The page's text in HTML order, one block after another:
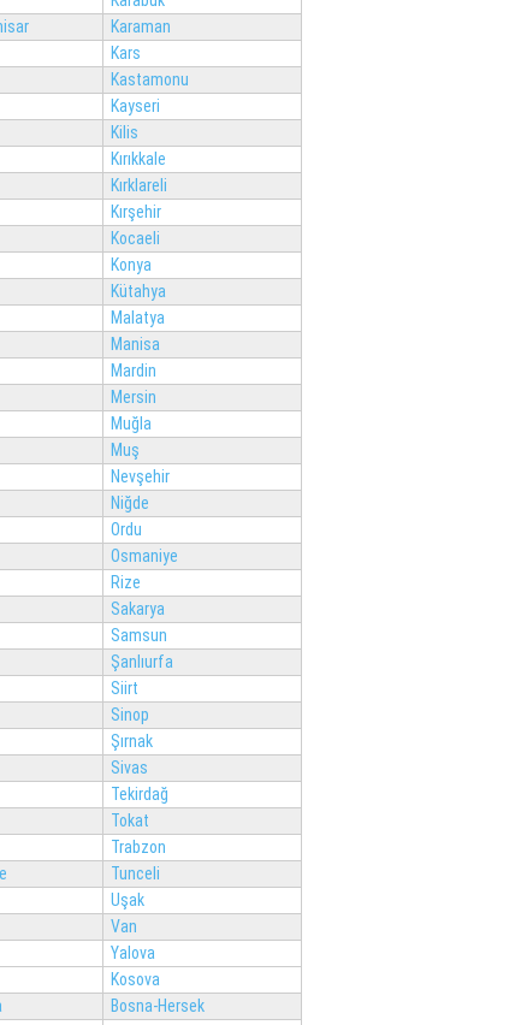
Karaman
Kars
Kastamonu
Kayseri
Kilis
Kırıkkale
Kırklareli
Kırşehir
Kocaeli
Konya
Kütahya
Malatya
Manisa
Mardin
Mersin
Muğla
Muş
Nevşehir
Niğde
Ordu
Osmaniye
Rize
Sakarya
Samsun
Şanlıurfa
Siirt
Sinop
Şırnak
Sivas
Tekirdağ
Tokat
Trabzon
Tunceli
Uşak
Van
Yalova
Kosova
Bosna-Hersek